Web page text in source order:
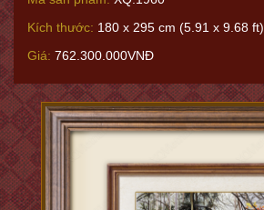
Kích thước: 180 x 295 cm (5.91 x 9.68 ft)
Giá: 762.300.000VNĐ